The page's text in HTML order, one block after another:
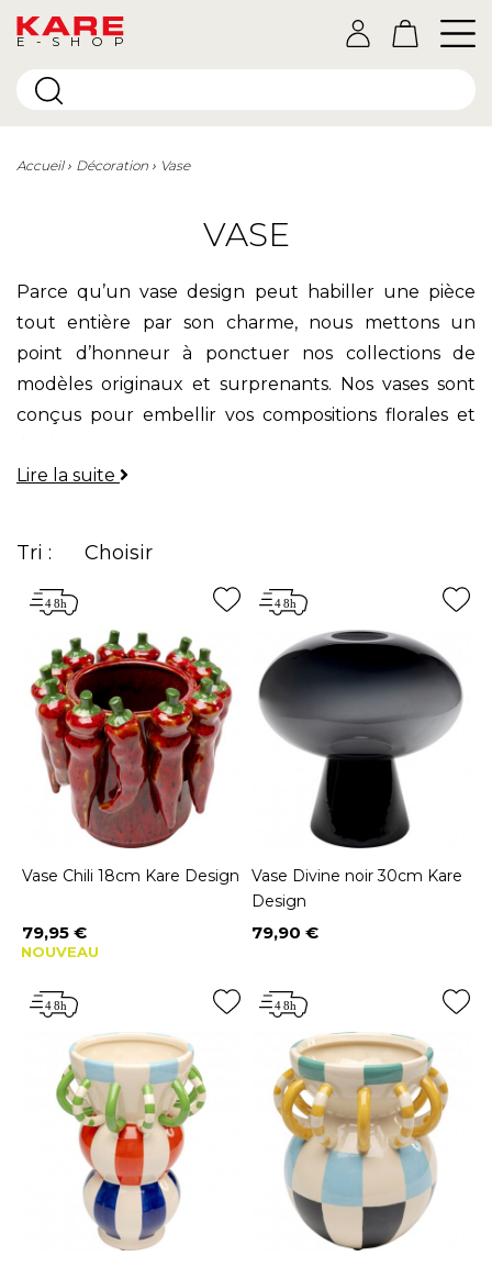
E-SHOP
Accueil Décoration Vase
VASE
Parce qu’un vase design peut habiller une pièce
tout entière par son charme, nous mettons un
point d’honneur à ponctuer nos collections de
modèles originaux et surprenants. Nos vases sont
conçus pour embellir vos compositions florales et
Lire la suite
Tri : Choisir
Vase Chili 18cm Kare Design
Prix
79,95 €
NOUVEAU
Vase Divine noir 30cm Kare
Design
Prix
79,90 €